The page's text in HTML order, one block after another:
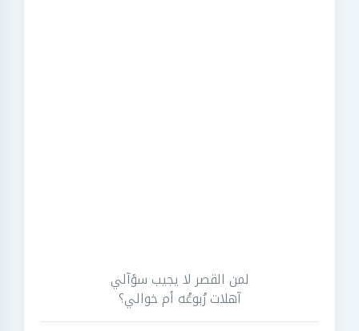
لمن القصر لا يجيب سؤآلي
آهلات رُبوعُه أم خوالي؟